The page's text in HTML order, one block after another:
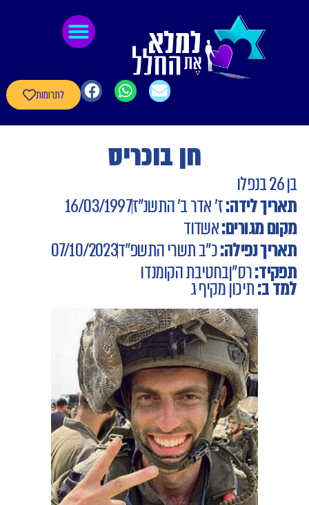
לתרומות
חן בוכריס
לידה:ז' אדר ב' התשנ"ז16/03/1997
אשדוד
נפילה:כ"ב תשרי התשפ"ד07/10/2023
רס"ןבחטיבת הקומנדו
תיכון מקיף ג